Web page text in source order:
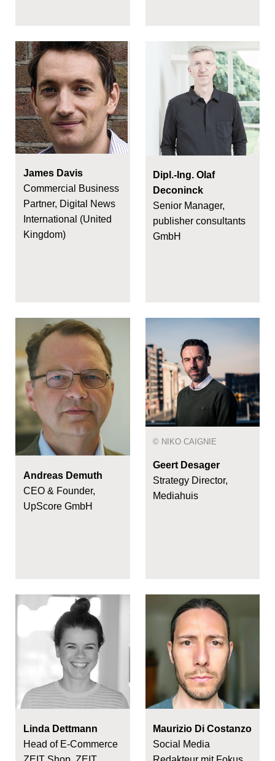
James Davis
Commercial Business
Partner, Digital News
International (United
Kingdom)
Dipl.-Ing. Olaf
Deconinck
Senior Manager,
publisher consultants
GmbH
Andreas Demuth
CEO & Founder,
UpScore GmbH
© NIKO CAIGNIE
Geert Desager
Strategy Director,
Mediahuis
Linda Dettmann
Head of E-Commerce
Maurizio Di Costanzo
Social Media